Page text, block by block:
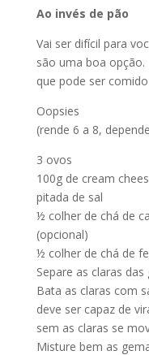
Ao invés de pão
Vai ser difícil para
são uma boa opção.
que pode ser
Oopsies
(rende 6 a 8,
3 ovos
100g de cream
pitada de sal
½ colher de chá de
(opcional)
½ colher de chá de
Separe as claras das
Bata as claras com
deve ser capaz de
sem as claras se
Misture bem as